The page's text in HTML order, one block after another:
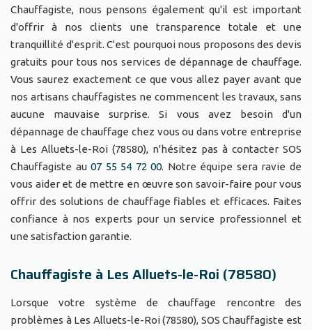
Chauffagiste, nous pensons également qu'il est important
d'offrir à nos clients une transparence totale et une
tranquillité d'esprit. C'est pourquoi nous proposons des devis
gratuits pour tous nos services de dépannage de chauffage.
Vous saurez exactement ce que vous allez payer avant que
nos artisans chauffagistes ne commencent les travaux, sans
aucune mauvaise surprise. Si vous avez besoin d'un
dépannage de chauffage chez vous ou dans votre entreprise
à Les Alluets-le-Roi (78580), n'hésitez pas à contacter SOS
Chauffagiste au07 55 54 72 00. Notre équipe sera ravie de
vous aider et de mettre en œuvre son savoir-faire pour vous
offrir des solutions de chauffage fiables et efficaces. Faites
confiance à nos experts pour un service professionnel et
une satisfaction garantie.
Chauffagiste à Les Alluets-le-Roi (78580)
Lorsque votre système de chauffage rencontre des
problèmes à Les Alluets-le-Roi (78580), SOS Chauffagiste est